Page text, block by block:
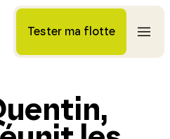
Tester ma flotte